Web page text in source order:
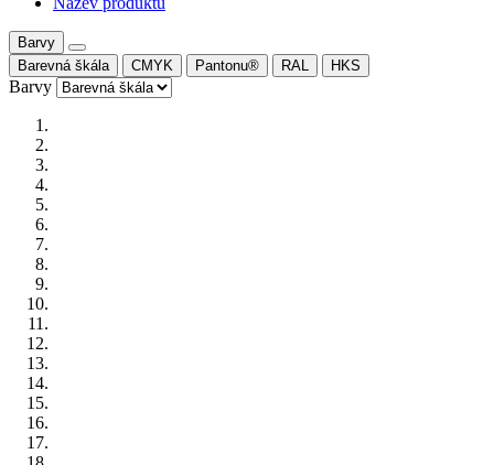
Barvy
Barevná škála
CMYK Pantonu® RAL HKS
Barvy